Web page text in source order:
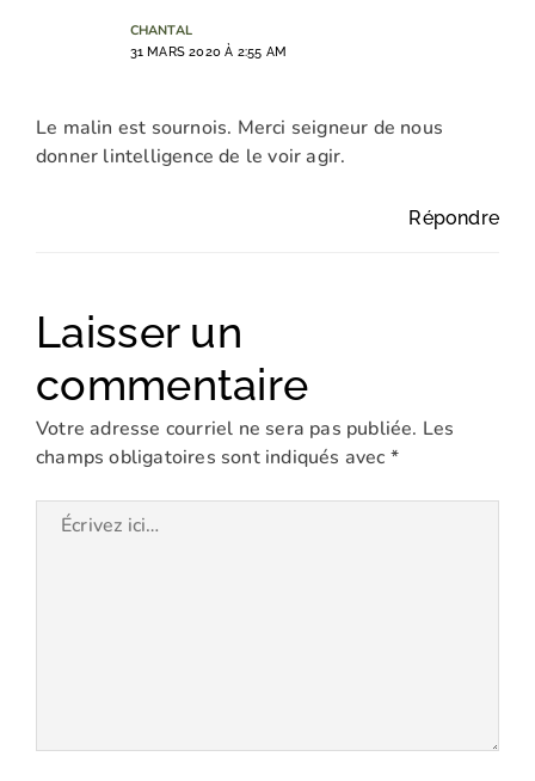
CHANTAL
31 MARS 2020 À 2:55 AM
Le malin est sournois. Merci seigneur de nous
donner lintelligence de le voir agir.
Répondre
Laisser un
commentaire
Votre adresse courriel ne sera pas publiée. Les
champs obligatoires sont indiqués avec *
Écrivez